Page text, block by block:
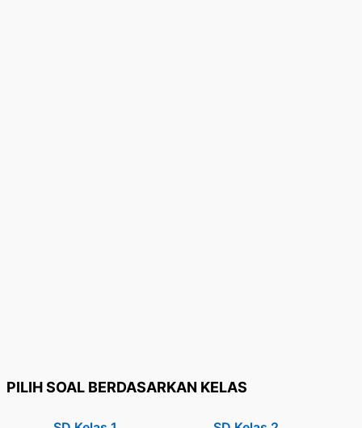
PILIH SOAL BERDASARKAN KELAS